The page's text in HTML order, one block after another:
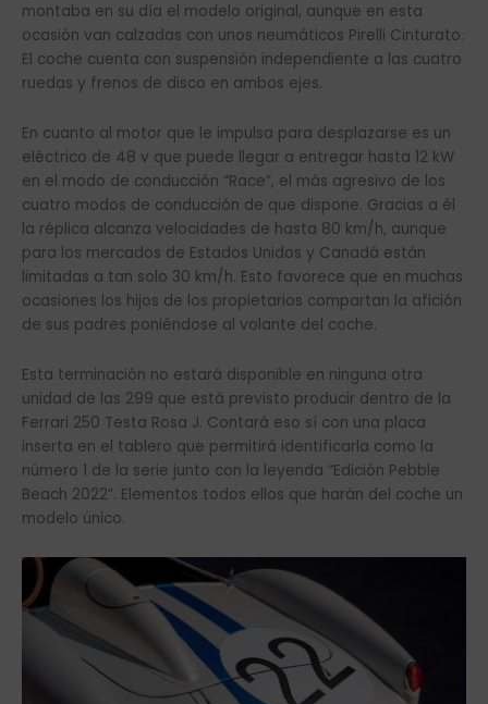
montaba en su día el modelo original, aunque en esta
ocasión van calzadas con unos neumáticos Pirelli Cinturato.
El coche cuenta con suspensión independiente a las cuatro
ruedas y frenos de disco en ambos ejes.
En cuanto al motor que le impulsa para desplazarse es un
eléctrico de 48 v que puede llegar a entregar hasta 12 kW
en el modo de conducción “Race”, el más agresivo de los
cuatro modos de conducción de que dispone. Gracias a él
la réplica alcanza velocidades de hasta 80 km/h, aunque
para los mercados de Estados Unidos y Canadá están
limitadas a tan solo 30 km/h. Esto favorece que en muchas
ocasiones los hijos de los propietarios compartan la afición
de sus padres poniéndose al volante del coche.
Esta terminación no estará disponible en ninguna otra
unidad de las 299 que está previsto producir dentro de la
Ferrari 250 Testa Rosa J. Contará eso sí con una placa
inserta en el tablero que permitirá identificarla como la
número 1 de la serie junto con la leyenda “Edición Pebble
Beach 2022”. Elementos todos ellos que harán del coche un
modelo único.